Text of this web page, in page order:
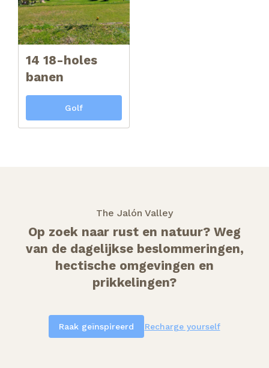
14 18-holes
banen
Golf
The Jalón Valley
Op zoek naar rust en natuur? Weg
van de dagelijkse beslommeringen,
hectische omgevingen en
prikkelingen?
Raak geïnspireerd Recharge yourself